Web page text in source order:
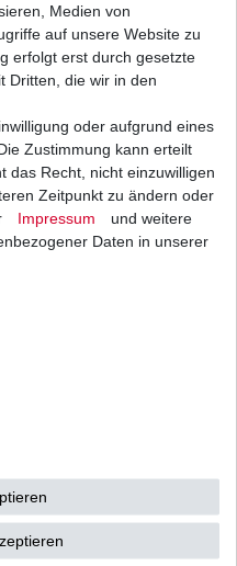
XT 600 H E K N Z 1987 -
25,99 € *
/ Satz
zzgl.
53783 Eitorf (
unbedingt Termin
Medien von
auf unsere Website zu
erfolgt erst durch gesetzte
Dritten, die wir in den
oder aufgrund eines
Zustimmung kann erteilt
das Recht, nicht einzuwilligen
Zeitpunkt zu ändern oder
Impressum
und weitere
Daten in unserer